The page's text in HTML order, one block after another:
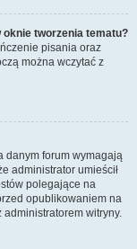
oknie tworzenia tematu?
pisania oraz
można wczytać z
danym forum wymagają
administrator umieścił
polegające na
opublikowaniem na
administratorem witryny.